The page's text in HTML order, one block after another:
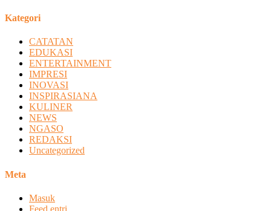
Kategori
CATATAN
EDUKASI
ENTERTAINMENT
IMPRESI
INOVASI
INSPIRASIANA
KULINER
NEWS
NGASO
REDAKSI
Uncategorized
Meta
Masuk
Feed entri